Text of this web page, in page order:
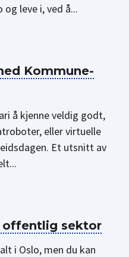
leve i, ved å...
Kommune-
å kjenne veldig godt,
eller virtuelle
Et utsnitt av
offentlig sektor
i Oslo, men du kan